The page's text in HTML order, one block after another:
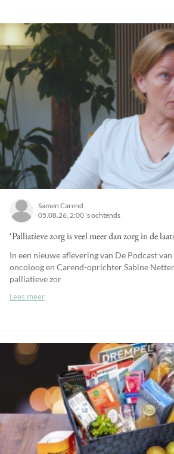
Samen Carend
05.08.26, 2:00 's ochtends
‘Palliatieve zorg is veel meer dan zorg in de
In een nieuwe aflevering van De Podcast
oncoloog en Carend-oprichter Sabine
palliatieve zor
Lees meer